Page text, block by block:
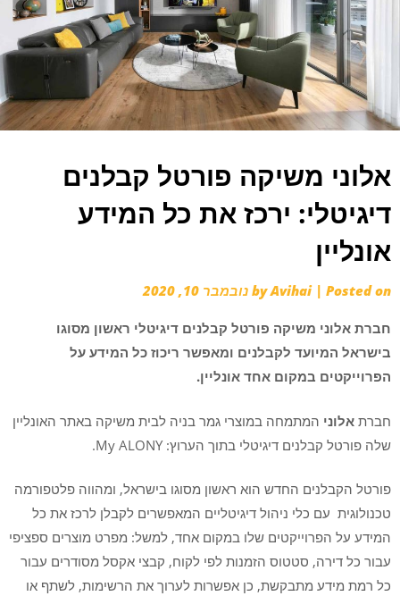
אלוני משיקה פורטל קבלנים
דיגיטלי: ירכז את כל המידע
אונליין
byAvihai | Posted on נובמבר 10, 2020
חברת אלוני משיקה פורטל קבלנים דיגיטלי ראשון מסוגו
בישראל המיועד לקבלנים ומאפשר ריכוז כל המידע על
הפרוייקטים במקום אחד אונליין.
חברת אלוני המתמחה במוצרי גמר בניה לבית משיקה באתר האונליין
שלה פורטל קבלנים דיגיטלי בתוך הערוץ: My ALONY.
פורטל הקבלנים החדש הוא ראשון מסוגו בישראל, ומהווה פלטפורמה
טכנולוגית עם כלי ניהול דיגיטליים המאפשרים לקבלן לרכז את כל
המידע על הפרוייקטים שלו במקום אחד, למשל: מפרט מוצרים ספציפי
עבור כל דירה, סטטוס הזמנות לפי לקוח, קבצי אקסל מסודרים עבור
כל רמת מידע מתבקשת, כן אפשרות לערוך את הרשימות, לשתף או